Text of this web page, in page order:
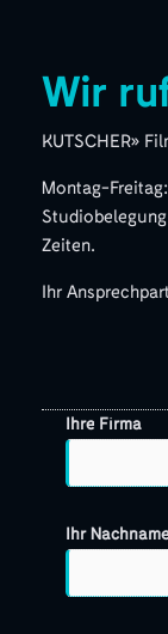
Wir
KUTSCHER»
Montag-
Zeiten.
Ihr
Ihre Firma
Ihr